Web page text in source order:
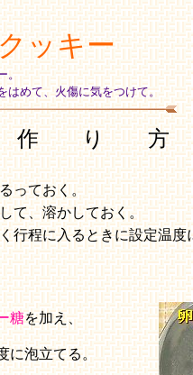
ッキー
。
はめて、火傷に気をつけて。
作 り 方
っておく。
て、溶かしておく。
行程に入るときに設定温度
糖を加え、
に泡立てる。